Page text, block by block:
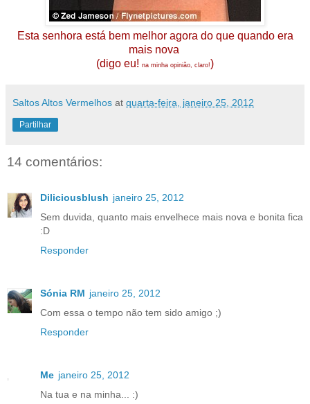
Esta senhora está bem melhor agora do que quando era
mais nova
(digo eu! na minha opinião, claro!)
Saltos Altos Vermelhos at quarta-feira, janeiro 25, 2012
Partilhar
14 comentários:
Diliciousblush janeiro 25, 2012
Sem duvida, quanto mais envelhece mais nova e bonita fica
:D
Responder
Sónia RM janeiro 25, 2012
Com essa o tempo não tem sido amigo ;)
Responder
Me janeiro 25, 2012
Na tua e na minha... :)